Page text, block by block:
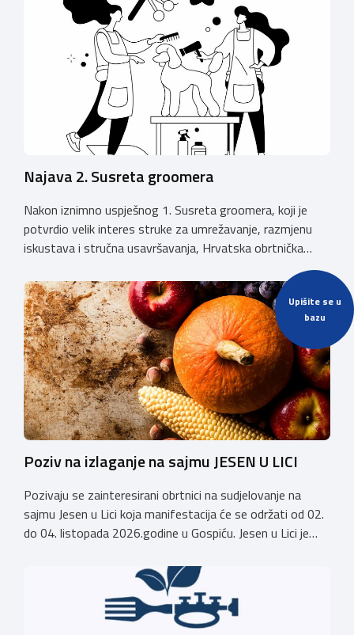
Upišite se u
bazu
Najava 2. Susreta groomera
Nakon iznimno uspješnog 1. Susreta groomera, koji je
potvrdio velik interes struke za umrežavanje, razmjenu
iskustava i stručna usavršavanja, Hrvatska obrtnička
komora organizira 2. Susret groomera HOK-a, koji će se
održati 12. rujna u Kongresnom centru na Zagrebačkom
velesajmu. Susret će i ove godine okupiti groomere,
stručnjake i zaljubljenike u njegu pasa iz cijele Hrvatske,
[…]
Poziv na izlaganje na sajmu JESEN U LICI
Pozivaju se zainteresirani obrtnici na sudjelovanje na
sajmu Jesen u Lici koja manifestacija će se održati od 02.
do 04. listopada 2026.godine u Gospiću. Jesen u Lici je
u Gospiću i prerasla je u najznačajnjiju gospodarsku,
kulturnu i etno manifestaciju na području Ličko-senjske
županije. Organizator izložbe […]